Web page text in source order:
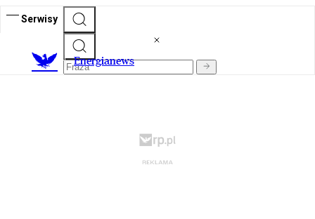
Serwisy
Energianews